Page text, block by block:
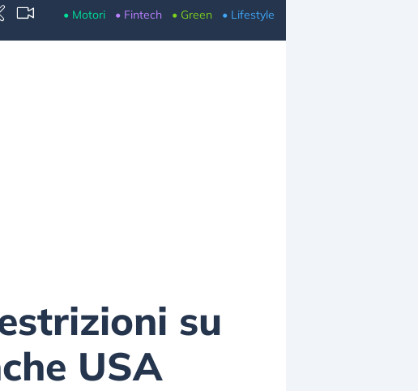
• Motori • Fintech • Green • Lifestyle
su
USA